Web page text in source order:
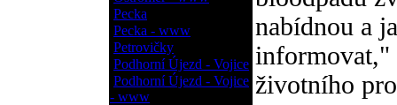
Pecka
Pecka - www
Petrovičky
Podhorní Újezd - Vojice
Podhorní Újezd - Vojice
- www
nabídnou a
informovat,"
životního